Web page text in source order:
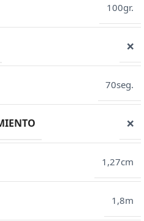
100gr.
❌
70seg.
❌
1,27cm
1,8m